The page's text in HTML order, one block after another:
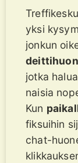
yksi
jonkun
jotka
naisia
Kun
fiksuihin
chat-